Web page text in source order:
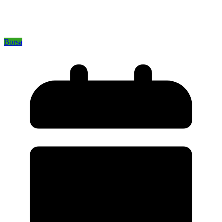
Borsa